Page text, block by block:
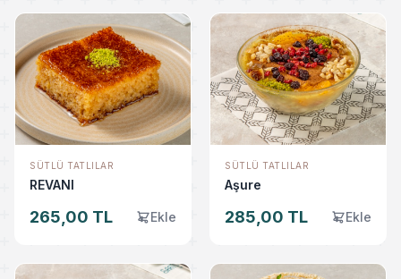
SÜTLÜ TATLILAR
REVANI
265,00 TL Ekle
SÜTLÜ TATLILAR
Aşure
285,00 TL Ekle